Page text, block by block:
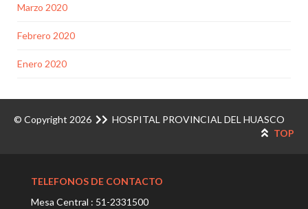
Marzo 2020
Febrero 2020
Enero 2020
© Copyright 2026
HOSPITAL PROVINCIAL DEL HUASCO
TOP
TELEFONOS DE CONTACTO
Mesa Central : 51-2331500